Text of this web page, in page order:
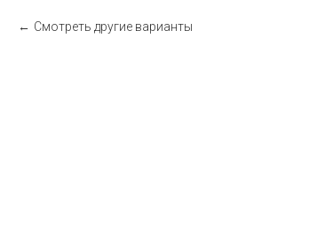
Смотреть другие варианты